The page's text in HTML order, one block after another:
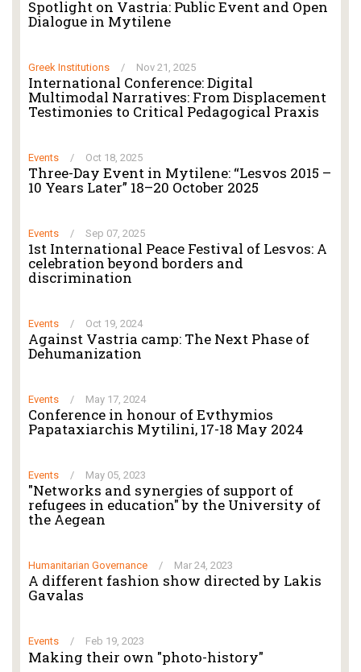
Spotlight on Vastria: Public Event and Open
Dialogue in Mytilene
Greek Institutions / Nov 21, 2025
International Conference: Digital
Multimodal Narratives: From Displacement
Testimonies to Critical Pedagogical Praxis
Events / Oct 18, 2025
Three-Day Event in Mytilene: “Lesvos 2015 –
10 Years Later” 18–20 October 2025
Events / Sep 07, 2025
1st International Peace Festival of Lesvos: A
celebration beyond borders and
discrimination
Events / Oct 19, 2024
Against Vastria camp: The Next Phase of
Dehumanization
Events / May 17, 2024
Conference in honour of Evthymios
Papataxiarchis Mytilini, 17-18 May 2024
Events / May 05, 2023
"Networks and synergies of support of
refugees in education" by the University of
the Aegean
Humanitarian Governance / Mar 24, 2023
A different fashion show directed by Lakis
Gavalas
Events / Feb 19, 2023
Making their own "photo-history"